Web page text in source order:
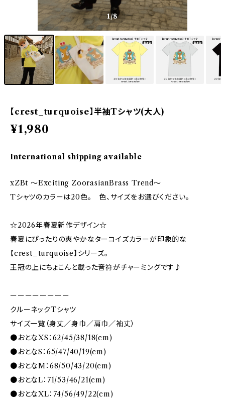
1/8
【crest_turquoise】半袖Tシャツ(大人)
¥1,980
International shipping available
xZBt ～Exciting ZoorasianBrass Trend～
Tシャツのカラーは20色。 色、サイズをお選びください。
☆2026年春夏新作デザイン☆
春夏にぴったりの爽やかなターコイズカラーが印象的な
【crest_turquoise】シリーズ。
王冠の上にちょこんと載った音符がチャーミングです♪
ーーーーーーーー
クルーネックTシャツ
サイズ一覧（身丈／身巾／肩巾／袖丈）
●おとなXS：62/45/38/18(cm)
●おとなS：65/47/40/19(cm)
●おとなM：68/50/43/20(cm)
●おとなL：71/53/46/21(cm)
●おとなXL：74/56/49/22(cm)